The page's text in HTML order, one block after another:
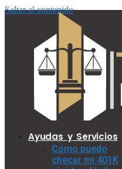
Saltar al contenido
Ayudas y Servicios
Cómo puedo
checar mi 401K